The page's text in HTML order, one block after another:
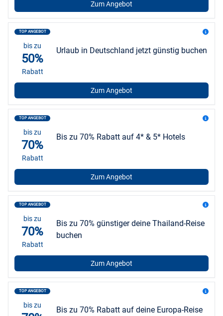
Zum Angebot
TOP ANGEBOT
bis zu
50%
Rabatt
Urlaub in Deutschland jetzt günstig buchen
Zum Angebot
TOP ANGEBOT
bis zu
70%
Rabatt
Bis zu 70% Rabatt auf 4* & 5* Hotels
Zum Angebot
TOP ANGEBOT
bis zu
70%
Rabatt
Bis zu 70% günstiger deine Thailand-Reise
buchen
Zum Angebot
TOP ANGEBOT
bis zu Bis zu 70% Rabatt auf deine Europa-Reise